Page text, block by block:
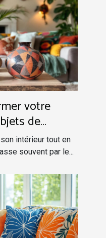
votre
de
? intérieur tout en
souvent par le...